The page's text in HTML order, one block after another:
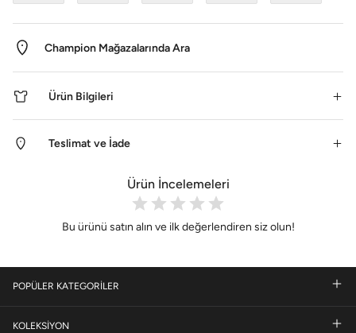
Champion Mağazalarında Ara
Ürün Bilgileri
Teslimat ve İade
Ürün İncelemeleri
Bu ürünü satın alın ve ilk değerlendiren siz olun!
POPÜLER KATEGORİLER
KOLEKSİYON